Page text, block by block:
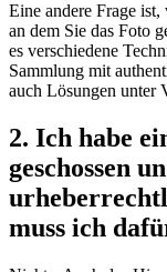
Eine andere Frage
an dem Sie das Foto
es verschiedene
Sammlung mit
auch Lösungen unter
2. Ich habe
geschossen
muss ich